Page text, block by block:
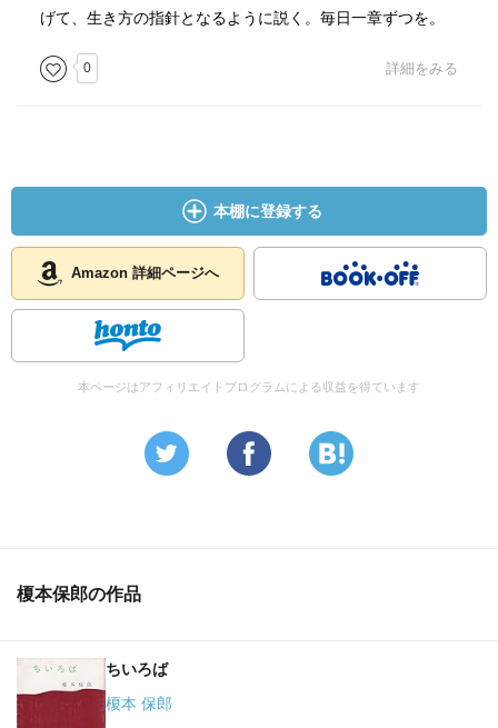
げて、生き方の指針となるように説く。毎日一章ずつを。
0 詳細をみる
本棚に登録する
Amazon 詳細ページへ
本ページはアフィリエイトプログラムによる収益を得ています
榎本保郎の作品
ちいろば
榎本 保郎